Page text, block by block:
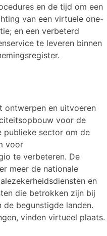
en de tijd om een
van een virtuele one-
en een verbeterd
te leveren binnen
ontwerpen en uitvoeren
voor de
publieke sector om de
voor
te verbeteren. De
meer de nationale
en
die betrokken zijn bij
begunstigde landen.
vinden virtueel plaats.